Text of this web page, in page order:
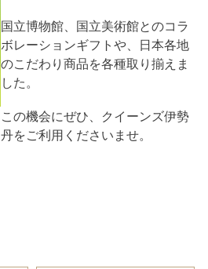
国立博物館、国立美術館とのコラ
ボレーションギフトや、日本各地
のこだわり商品を各種取り揃えま
した。
この機会にぜひ、クイーンズ伊勢
丹をご利用くださいませ。